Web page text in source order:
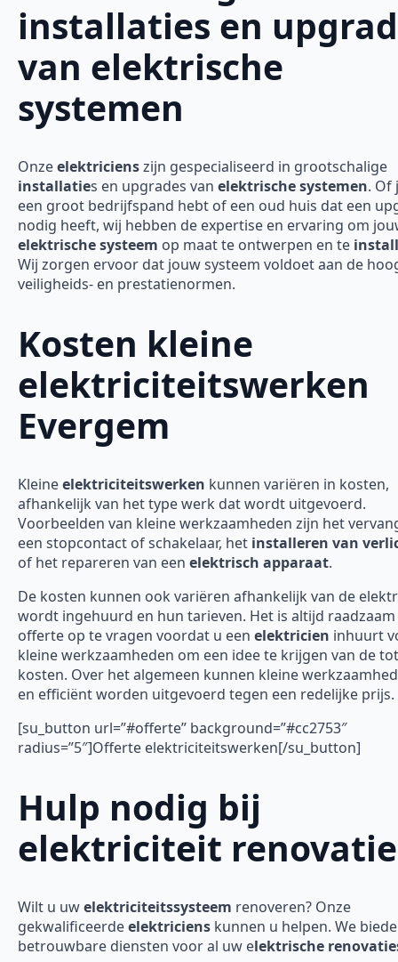
installaties en
van elektrische
systemen
Onzeelektricienszijn gespecialiseerd in grootschalige
installaties en upgrades van elektrische systemen. Of
een groot bedrijfspand hebt of een oud huis dat een
nodig heeft, wij hebben de expertise en ervaring om
elektrische systeem op maat te ontwerpen en te
Wij zorgen ervoor dat jouw systeem voldoet aan de
veiligheids- en prestatienormen.
Kosten kleine
elektriciteitswerken
Evergem
Kleineelektriciteitswerken kunnen variëren in kosten,
afhankelijk van het type werk dat wordt uitgevoerd.
Voorbeelden van kleine werkzaamheden zijn het
een stopcontact of schakelaar, het installeren van
of het repareren van een elektrisch apparaat.
De kosten kunnen ook variëren afhankelijk van de
wordt ingehuurd en hun tarieven. Het is altijd
offerte op te vragen voordat u een elektricien inhuurt
kleine werkzaamheden om een idee te krijgen van de
kosten. Over het algemeen kunnen kleine
en efficiënt worden uitgevoerd tegen een redelijke prijs.
[su_button url=”#offerte” background=”#cc2753″
radius=”5″]Offerte elektriciteitswerken[/su_button]
Hulp nodig bij
elektriciteit
Wilt u uwelektriciteitssysteem renoveren? Onze
gekwalificeerdeelektriciens kunnen u helpen. We
betrouwbare diensten voor al uw elektrische